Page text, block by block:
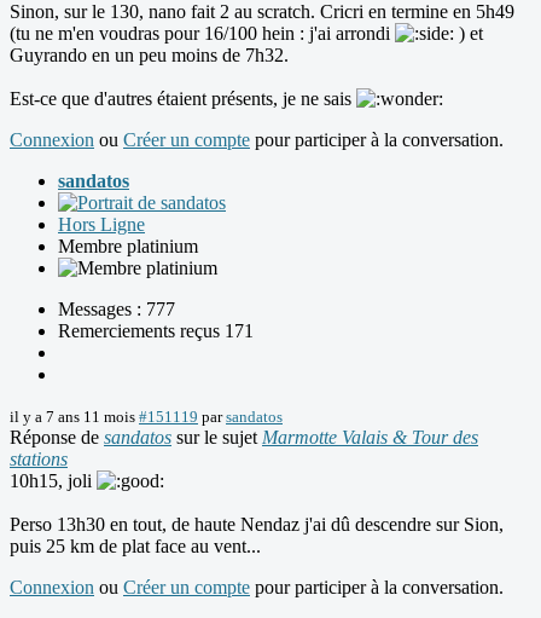
Sinon, sur le 130, nano fait 2 au scratch. Cricri en termine en 5h49
(tu ne m'en voudras pour 16/100 hein : j'ai arrondi
) et
Guyrando en un peu moins de 7h32.
Est-ce que d'autres étaient présents, je ne sais
Connexion ou Créer un compte pour participer à la conversation.
sandatos
Hors Ligne
Membre platinium
Messages : 777
Remerciements reçus 171
il y a 7 ans 11 mois #151119 parsandatos
Réponse de sandatos sur le sujet Marmotte Valais & Tour des
stations
10h15, joli
Perso 13h30 en tout, de haute Nendaz j'ai dû descendre sur Sion,
puis 25 km de plat face au vent...
Connexion ou Créer un compte pour participer à la conversation.